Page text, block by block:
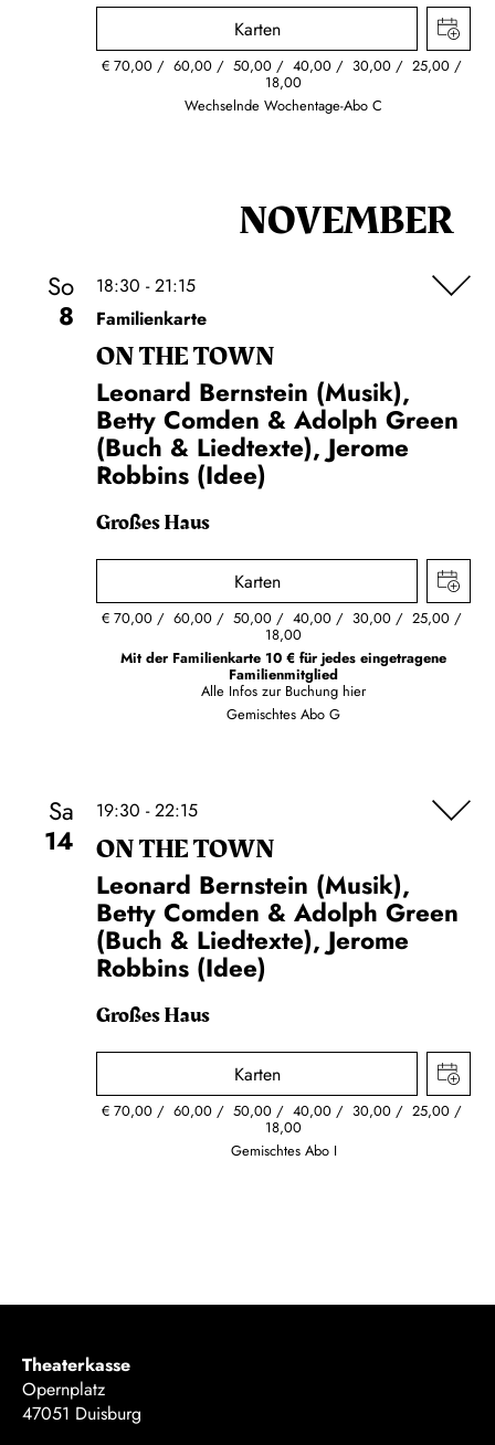
Karten
€ 70,00 60,00 50,00 40,00 30,00 25,00
18,00
Wechselnde Wochentage-Abo C
NOVEMBER
So
8
18:30 - 21:15
Familienkarte
ON THE TOWN
Leonard Bernstein (Musik),
Betty Comden & Adolph Green
(Buch & Liedtexte), Jerome
Robbins (Idee)
Großes Haus
Karten
€ 70,00 60,00 50,00 40,00 30,00 25,00
18,00
Mit der Familienkarte 10 € für jedes eingetragene
Familienmitglied
Alle Infos zur Buchung hier
Gemischtes Abo G
Sa
14
19:30 - 22:15
ON THE TOWN
Leonard Bernstein (Musik),
Betty Comden & Adolph Green
(Buch & Liedtexte), Jerome
Robbins (Idee)
Großes Haus
Karten
€ 70,00 60,00 50,00 40,00 30,00 25,00
18,00
Gemischtes Abo I
Theaterkasse
Opernplatz
47051 Duisburg